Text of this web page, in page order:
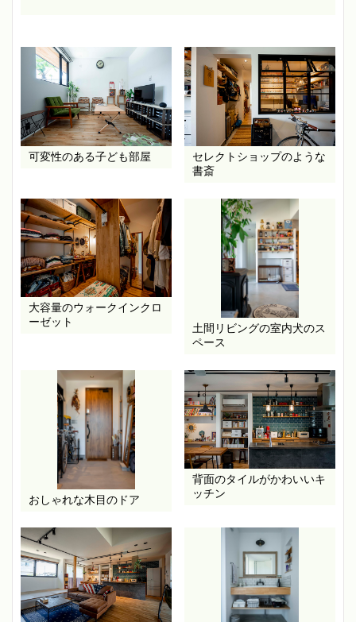
可変性のある子ども部屋
セレクトショップのような
書斎
大容量のウォークインクロ
ーゼット
土間リビングの室内犬のス
ペース
おしゃれな木目のドア
背面のタイルがかわいいキ
ッチン